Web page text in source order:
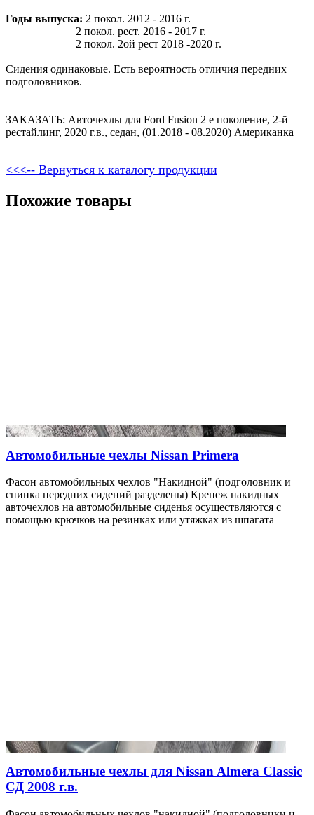
Годы выпуска: 2 покол. 2012 - 2016 г.
2 покол. рест. 2016 - 2017 г.
2 покол. 2ой рест 2018 -2020 г.
Сидения одинаковые. Есть вероятность отличия передних
подголовников.
ЗАКАЗАТЬ: Авточехлы для Ford Fusion 2 е поколение, 2-й
рестайлинг, 2020 г.в., седан, (01.2018 - 08.2020) Американка
<<<-- Вернуться к каталогу продукции
Похожие товары
Автомобильные чехлы Nissan Primera
Фасон автомобильных чехлов "Накидной" (подголовник и
спинка передних сидений разделены) Крепеж накидных
авточехлов на автомобильные сиденья осуществляются с
помощью крючков на резинках или утяжках из шпагата
Автомобильные чехлы для Nissan Almera Classic
СД 2008 г.в.